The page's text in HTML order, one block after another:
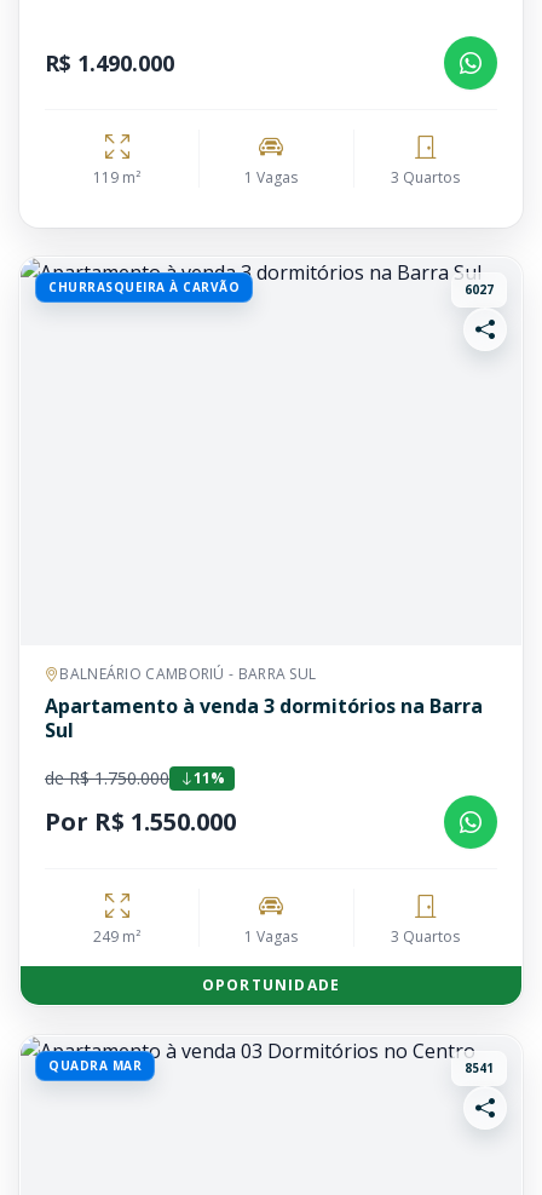
R$ 1.490.000
119 m² 1 Vagas 3 Quartos
CHURRASQUEIRA À CARVÃO 6027
BALNEÁRIO CAMBORIÚ - BARRA SUL
Apartamento à venda 3 dormitórios na Barra
Sul
de R$ 1.750.000 11%
Por R$ 1.550.000
249 m² 1 Vagas 3 Quartos
OPORTUNIDADE
QUADRA MAR 8541